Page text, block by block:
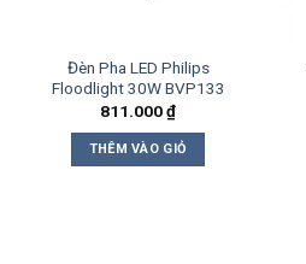
Đèn Pha LED Philips
Floodlight 30W BVP133
811.000₫
THÊM VÀO GIỎ